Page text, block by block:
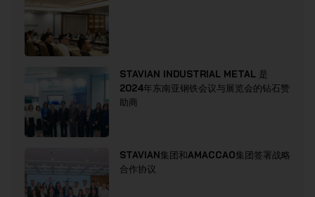
STAVIAN INDUSTRIAL METAL 是
2024年东南亚钢铁会议与展览会的钻石赞
助商
STAVIAN集团和AMACCAO集团签署战略
合作协议